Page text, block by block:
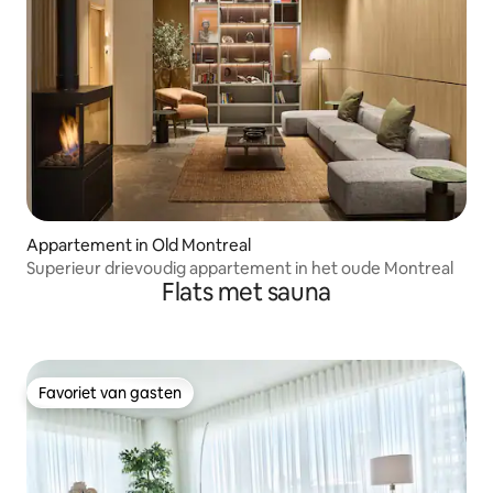
Appartement in Old Montreal
Superieur drievoudig appartement in het oude Montreal
Flats met sauna
Favoriet van gasten
Favoriet van gasten